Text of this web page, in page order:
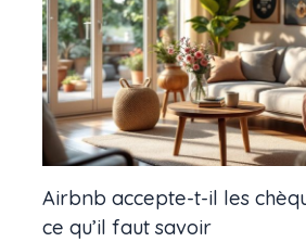
Airbnb accepte-t-il les
ce qu’il faut savoir